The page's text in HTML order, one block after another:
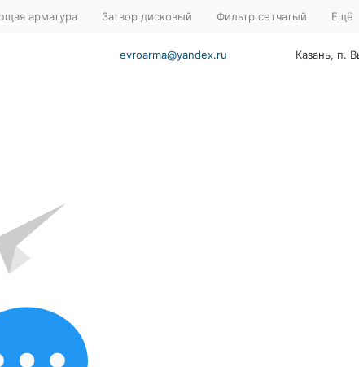
арматура Затвор дисковый Фильтр сетчатый Ещё
evroarma@yandex.ru Казань, п.